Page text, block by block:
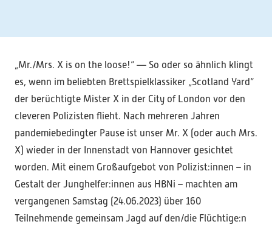
„Mr./Mrs. X is on the loose!“ — So oder so ähnlich klingt
es, wenn im beliebten Brettspielklassiker „Scotland Yard“
der berüchtigte Mister X in der City of London vor den
cleveren Polizisten flieht. Nach mehreren Jahren
pandemiebedingter Pause ist unser Mr. X (oder auch Mrs.
X) wieder in der Innenstadt von Hannover gesichtet
worden. Mit einem Großaufgebot von Polizist:innen – in
Gestalt der Junghelfer:innen aus HBNi – machten am
vergangenen Samstag (24.06.2023) über 160
Teilnehmende gemeinsam Jagd auf den/die Flüchtige:n